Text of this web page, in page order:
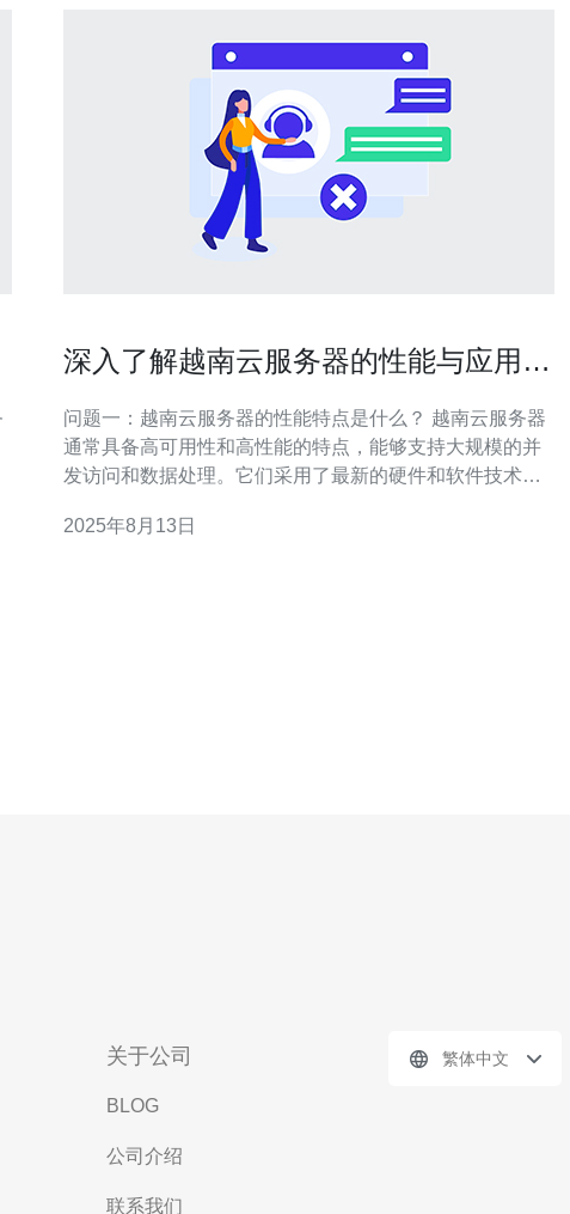
深入了解越南云服务器的性能与应用场
问题一：越南云服务器的性能特点是什么？ 越南云服务器
通常具备高可用性和高性能的特点，能够支持大规模的并
发访问和数据处理。它们采用了最新的硬件和软件技术，
使得越南云服务器在处理大数据和流媒体应用时表现出
2025年8月13日
关于公司
BLOG
公司介绍
联系我们
繁体中文